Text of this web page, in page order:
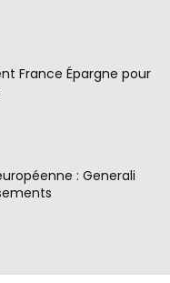
France Épargne pour
: Generali